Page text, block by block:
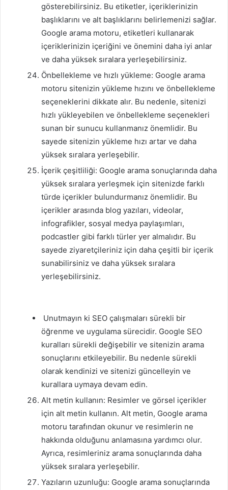
gösterebilirsiniz. Bu etiketler, içeriklerinizin
başlıklarını ve alt başlıklarını belirlemenizi sağlar.
Google arama motoru, etiketleri kullanarak
içeriklerinizin içeriğini ve önemini daha iyi anlar
ve daha yüksek sıralara yerleşebilirsiniz.
Önbellekleme ve hızlı yükleme: Google arama
motoru sitenizin yükleme hızını ve önbellekleme
seçeneklerini dikkate alır. Bu nedenle, sitenizi
hızlı yükleyebilen ve önbellekleme seçenekleri
sunan bir sunucu kullanmanız önemlidir. Bu
sayede sitenizin yükleme hızı artar ve daha
yüksek sıralara yerleşebilir.
İçerik çeşitliliği: Google arama sonuçlarında daha
yüksek sıralara yerleşmek için sitenizde farklı
türde içerikler bulundurmanız önemlidir. Bu
içerikler arasında blog yazıları, videolar,
infografikler, sosyal medya paylaşımları,
podcastler gibi farklı türler yer almalıdır. Bu
sayede ziyaretçileriniz için daha çeşitli bir içerik
sunabilirsiniz ve daha yüksek sıralara
yerleşebilirsiniz.
Unutmayın ki SEO çalışmaları sürekli bir
öğrenme ve uygulama sürecidir. Google SEO
kuralları sürekli değişebilir ve sitenizin arama
sonuçlarını etkileyebilir. Bu nedenle sürekli
olarak kendinizi ve sitenizi güncelleyin ve
kurallara uymaya devam edin.
Alt metin kullanın: Resimler ve görsel içerikler
için alt metin kullanın. Alt metin, Google arama
motoru tarafından okunur ve resimlerin ne
hakkında olduğunu anlamasına yardımcı olur.
Ayrıca, resimleriniz arama sonuçlarında daha
yüksek sıralara yerleşebilir.
Yazıların uzunluğu: Google arama sonuçlarında